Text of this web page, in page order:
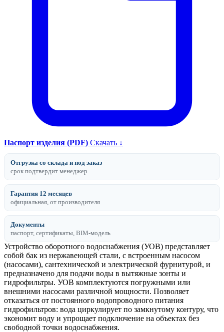
Паспорт изделия (PDF) Скачать ↓
Отгрузка со склада и под заказ
срок подтвердит менеджер
Гарантия 12 месяцев
официальная, от производителя
Документы
паспорт, сертификаты, BIM-модель
Устройство оборотного водоснабжения (УОВ) представляет
собой бак из нержавеющей стали, с встроенным насосом
(насосами), сантехнической и электрической фурнитурой, и
предназначено для подачи воды в вытяжные зонты и
гидрофильтры. УОВ комплектуются погружными или
внешними насосами различной мощности. Позволяет
отказаться от постоянного водопроводного питания
гидрофильтров: вода циркулирует по замкнутому контуру, что
экономит воду и упрощает подключение на объектах без
свободной точки водоснабжения.